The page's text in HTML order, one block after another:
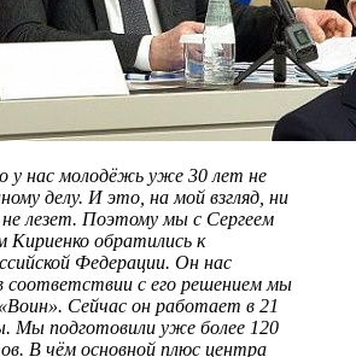
у нас молодёжь уже 30 лет не
делу. И это, на мой взгляд, ни
не лезет. Поэтому мы с Сергеем
Кириенко обратились к
Федерации. Он нас
с его решением мы
Сейчас он работает в 21
Мы подготовили уже более 120
В чём основной плюс центра